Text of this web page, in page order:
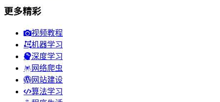
更多精彩
视频教程
机器学习
深度学习
网络爬虫
网站建设
算法学习